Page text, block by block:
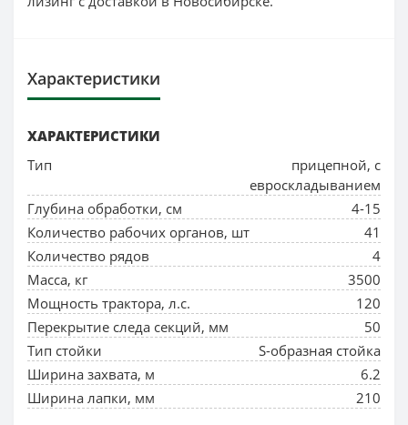
Характеристики
ХАРАКТЕРИСТИКИ
Тип
прицепной, с
евроскладыванием
Глубина обработки, см
4-15
Количество рабочих органов, шт
41
Количество рядов
4
Масса, кг
3500
Мощность трактора, л.с.
120
Перекрытие следа секций, мм
50
Тип стойки
S-образная стойка
Ширина захвата, м
6.2
Ширина лапки, мм
210